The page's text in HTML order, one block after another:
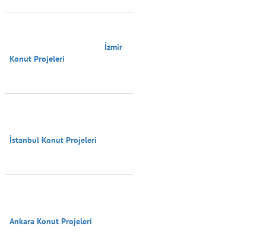
Konut Projeleri
İstanbul Konut Projeleri
Ankara Konut Projeleri